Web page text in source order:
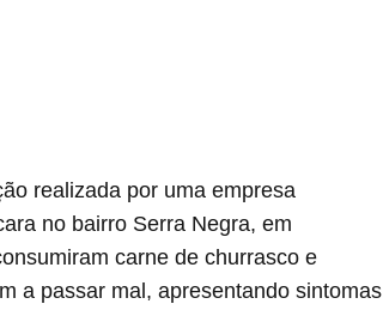
realizada por uma empresa
no bairro Serra Negra, em
carne de churrasco e
a passar mal, apresentando sintomas